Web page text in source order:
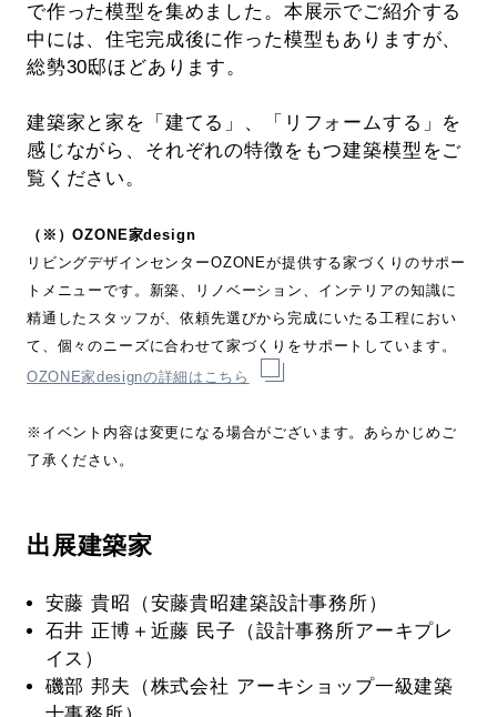
で作った模型を集めました。本展示でご紹介する
中には、住宅完成後に作った模型もありますが、
総勢30邸ほどあります。
建築家と家を「建てる」、「リフォームする」を
感じながら、それぞれの特徴をもつ建築模型をご
覧ください。
（※）OZONE家design
リビングデザインセンターOZONEが提供する家づくりのサポー
トメニューです。新築、リノベーション、インテリアの知識に
精通したスタッフが、依頼先選びから完成にいたる工程におい
て、個々のニーズに合わせて家づくりをサポートしています。
OZONE家designの詳細はこちら
※イベント内容は変更になる場合がございます。あらかじめご
了承ください。
出展建築家
安藤 貴昭（安藤貴昭建築設計事務所）
石井 正博＋近藤 民子（設計事務所アーキプレ
イス）
磯部 邦夫（株式会社 アーキショップ一級建築